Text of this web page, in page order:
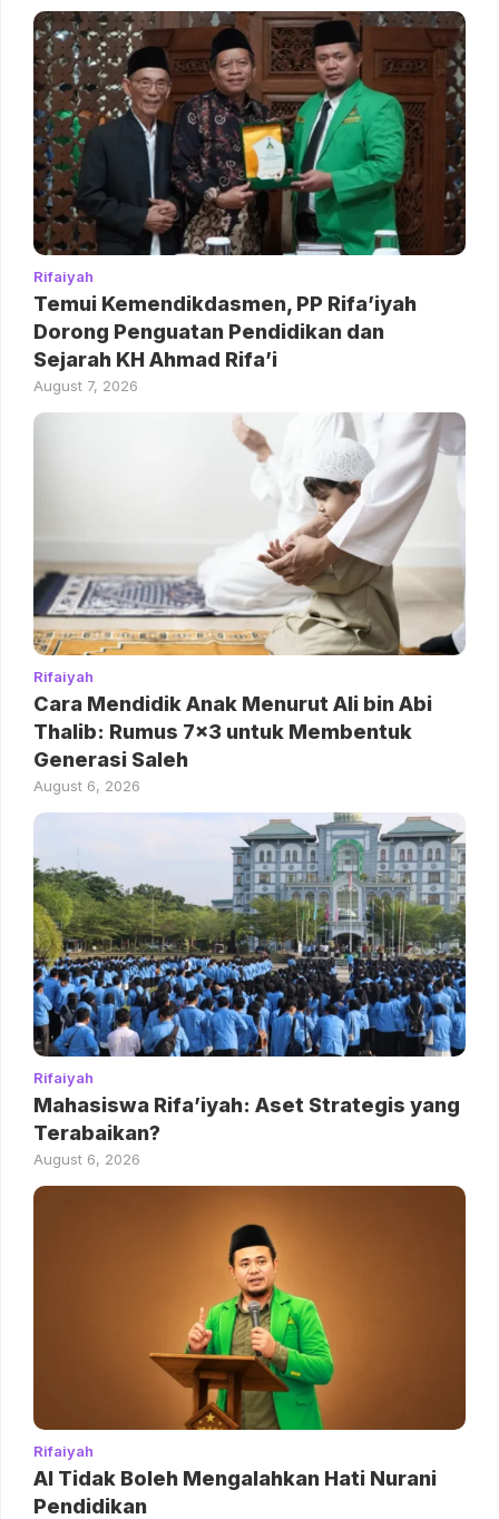
Rifaiyah
Temui Kemendikdasmen, PP Rifa’iyah
Dorong Penguatan Pendidikan dan
Sejarah KH Ahmad Rifa’i
August 7, 2026
Rifaiyah
Cara Mendidik Anak Menurut Ali bin Abi
Thalib: Rumus 7×3 untuk Membentuk
Generasi Saleh
August 6, 2026
Rifaiyah
Mahasiswa Rifa’iyah: Aset Strategis yang
Terabaikan?
August 6, 2026
Rifaiyah
AI Tidak Boleh Mengalahkan Hati Nurani
Pendidikan